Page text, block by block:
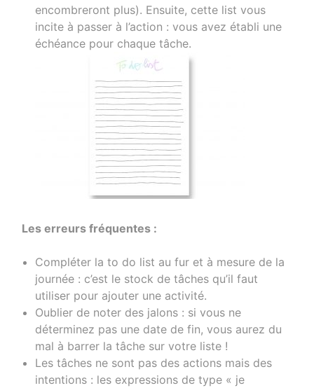
encombreront plus). Ensuite, cette list vous
incite à passer à l’action : vous avez établi une
échéance pour chaque tâche.
Les erreurs fréquentes :
Compléter la to do list au fur et à mesure de la
journée : c’est le stock de tâches qu’il faut
utiliser pour ajouter une activité.
Oublier de noter des jalons : si vous ne
déterminez pas une date de fin, vous aurez du
mal à barrer la tâche sur votre liste !
Les tâches ne sont pas des actions mais des
intentions : les expressions de type « je